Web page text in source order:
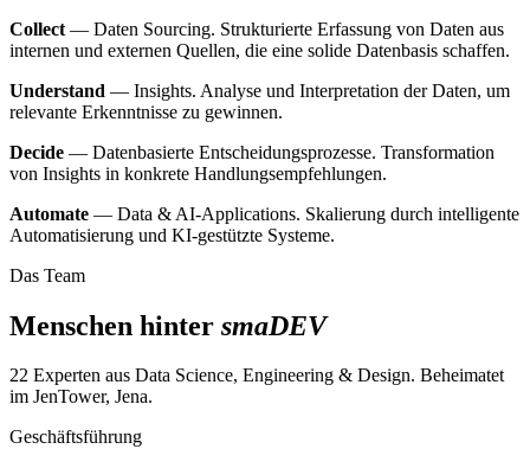
Collect — Daten Sourcing. Strukturierte Erfassung von Daten aus
internen und externen Quellen, die eine solide Datenbasis schaffen.
Understand — Insights. Analyse und Interpretation der Daten, um
relevante Erkenntnisse zu gewinnen.
Decide — Datenbasierte Entscheidungsprozesse. Transformation
von Insights in konkrete Handlungsempfehlungen.
Automate — Data & AI-Applications. Skalierung durch intelligente
Automatisierung und KI-gestützte Systeme.
Das Team
Menschen hinter smaDEV
22 Experten aus Data Science, Engineering & Design. Beheimatet
im JenTower, Jena.
Geschäftsführung